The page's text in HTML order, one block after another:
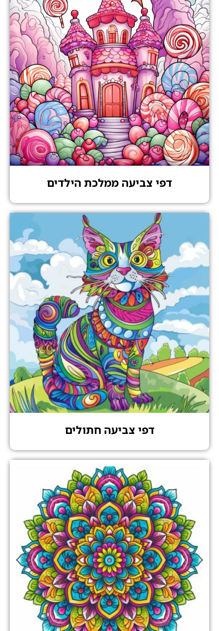
דפי צביעה ממלכת הילדים
דפי צביעה חתולים